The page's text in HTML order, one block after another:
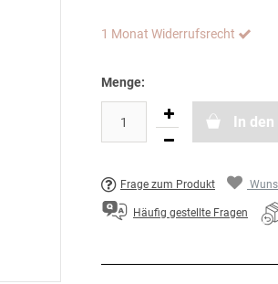
1 Monat Widerrufsrecht
Menge:
In
Frage zum Produkt
Häufig gestellte Fragen